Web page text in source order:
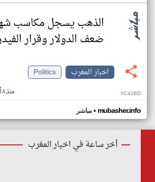
الذهب يسجل مكاسب
ضعف الدولار وقرار
اخبار المغرب
Politics
منذ ٨ أيام XC42BD
مباشر• mubasher.info
أخر ساعة في اخبار المغرب